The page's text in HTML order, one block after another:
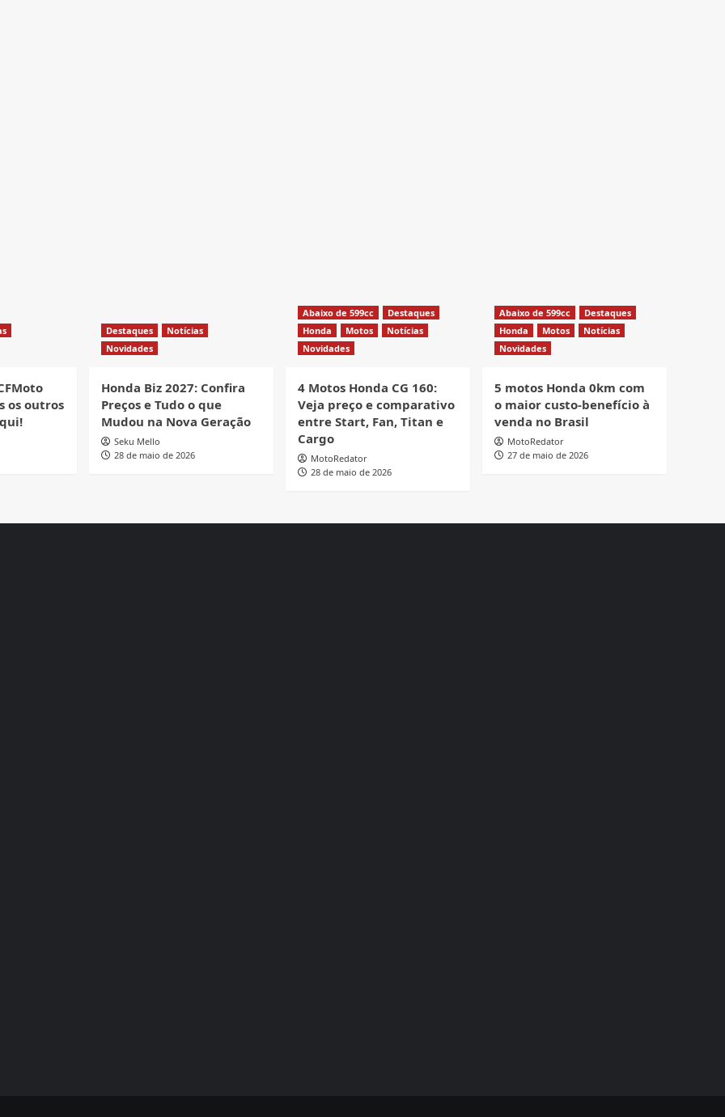
os outros
Destaques
Notícias
Novidades
Honda Biz 2027: Confira
Preços e Tudo o que
Mudou na Nova Geração
Seku Mello
28 de maio de 2026
Abaixo de 599cc
Destaques
Honda
Motos
Notícias
Novidades
4 Motos Honda CG 160:
Veja preço e comparativo
entre Start, Fan, Titan e
Cargo
MotoRedator
28 de maio de 2026
Abaixo de 599cc
Destaques
Honda
Motos
Notícias
Novidades
5 motos Honda 0km com
o maior custo-benefício à
venda no Brasil
MotoRedator
27 de maio de 2026